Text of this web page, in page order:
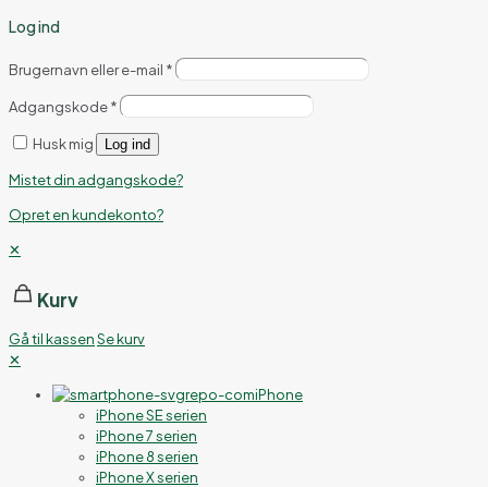
Log ind
Brugernavn eller e-mail *
Adgangskode*
Husk mig Log ind
Mistet din adgangskode?
Opret en kundekonto?
✕
Kurv
Gå til kassenSe kurv
✕
iPhone
iPhone SE serien
iPhone 7 serien
iPhone 8 serien
iPhone X serien